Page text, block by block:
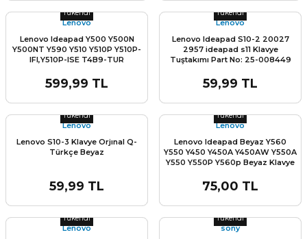
Tükendi
Lenovo
Lenovo Ideapad Y500 Y500N
Y500NT Y590 Y510 Y510P Y510P-
IFI,Y510P-ISE T4B9-TUR
TuşTakımı
599,99 TL
Tükendi
Lenovo
Lenovo Ideapad S10-2 20027
2957 ideapad s11 Klavye
Tuştakımı Part No: 25-008449
59,99 TL
Tükendi
Lenovo
Lenovo S10-3 Klavye Orjınal Q-
Türkçe Beyaz
59,99 TL
Tükendi
Lenovo
Lenovo Ideapad Beyaz Y560
Y550 Y450 Y450A Y450AW Y550A
Y550 Y550P Y560p Beyaz Klavye
75,00 TL
Tükendi
Lenovo
Tükendi
sony